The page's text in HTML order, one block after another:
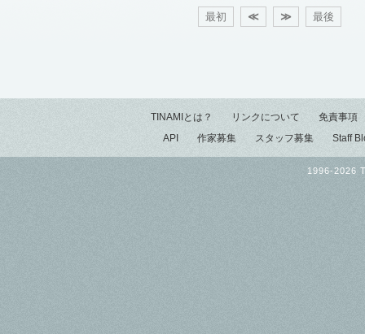
最初 ≪ ≫ 最後
TINAMIとは？ リンクについて
免責事項
API
作家募集 スタッフ募集 Staff
1996-2026